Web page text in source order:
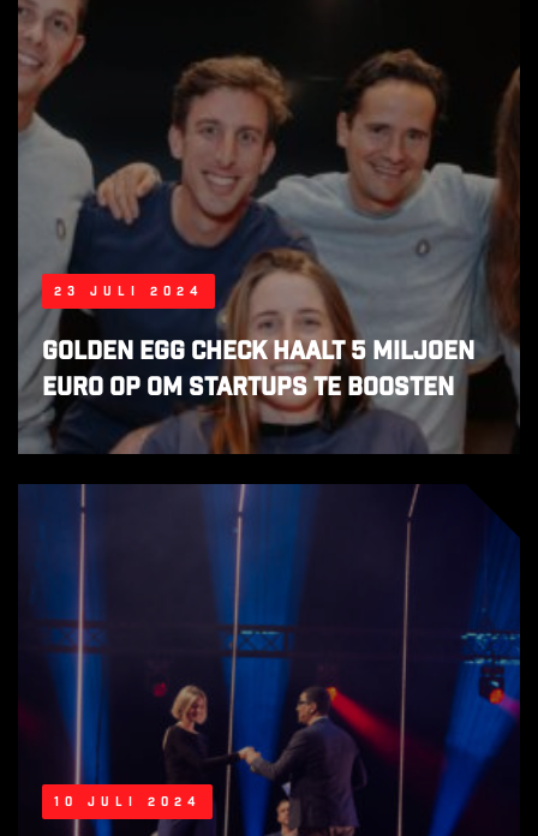
23 juli 2024
Golden Egg Check haalt 5 miljoen
euro op om startups te boosten
10 juli 2024